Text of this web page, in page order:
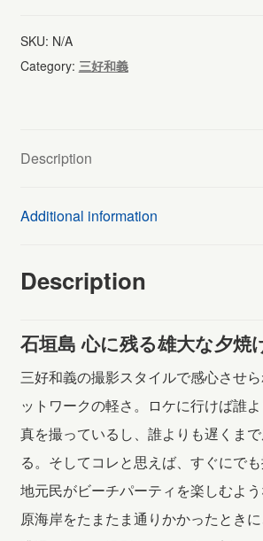
心
に
雄
な
け
quantity
SKU: N/A
Category: 三好和義
Description
Additional information
Description
石垣島 心に残る雄大な夕焼
三好和義の撮影スタイルで感心させ
ットワークの軽さ。ロケに行けば誰
真を撮っているし、誰よりも遅くま
る。そしてコレと思えば、すぐにでも
地元民がビーチパーティを楽しむよ
原海岸をたまたま通りかかったとき